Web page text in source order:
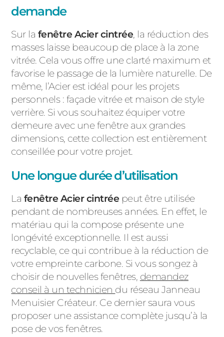
demande
Sur la fenêtre Acier cintrée, la réduction des
masses laisse beaucoup de place à la zone
vitrée. Cela vous offre une clarté maximum et
favorise le passage de la lumière naturelle. De
même, l’Acier est idéal pour les projets
personnels : façade vitrée et maison de style
verrière. Si vous souhaitez équiper votre
demeure avec une fenêtre aux grandes
dimensions, cette collection est entièrement
conseillée pour votre projet.
Une longue durée d’utilisation
La fenêtre Acier cintrée peut être utilisée
pendant de nombreuses années. En effet, le
matériau qui la compose présente une
longévité exceptionnelle. Il est aussi
recyclable, ce qui contribue à la réduction de
votre empreinte carbone. Si vous songez à
choisir de nouvelles fenêtres, demandez
conseil à un technicien du réseau Janneau
Menuisier Créateur. Ce dernier saura vous
proposer une assistance complète jusqu’à la
pose de vos fenêtres.